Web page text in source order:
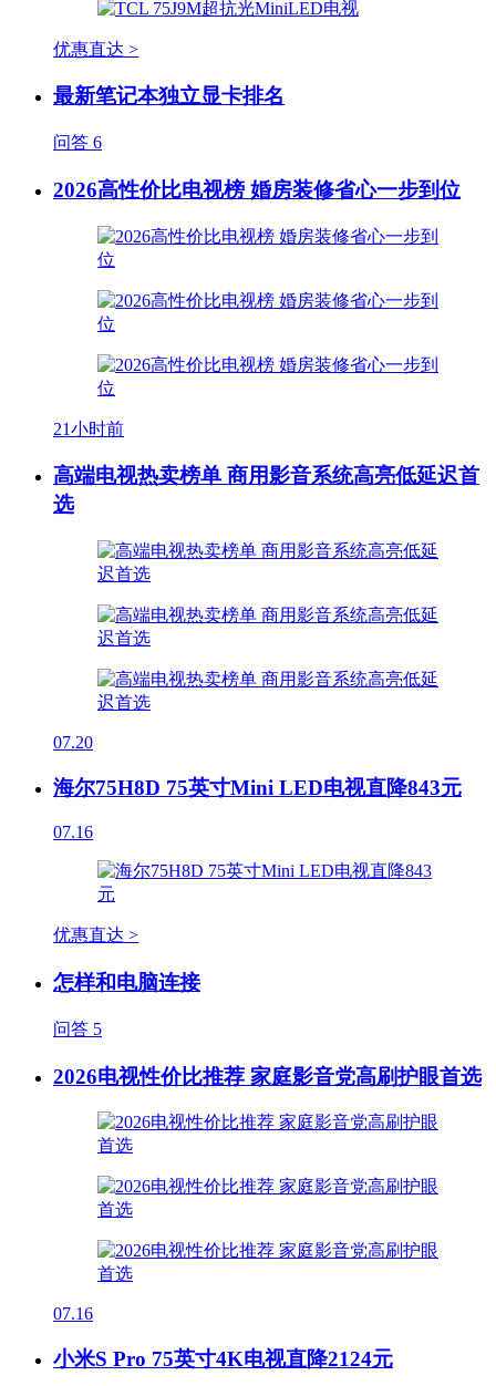
优惠直达 >
最新笔记本独立显卡排名
问答 6
2026高性价比电视榜 婚房装修省心一步到位
21小时前
高端电视热卖榜单 商用影音系统高亮低延迟首
选
07.20
海尔75H8D 75英寸Mini LED电视直降843元
07.16
优惠直达 >
怎样和电脑连接
问答 5
2026电视性价比推荐 家庭影音党高刷护眼首选
07.16
小米S Pro 75英寸4K电视直降2124元